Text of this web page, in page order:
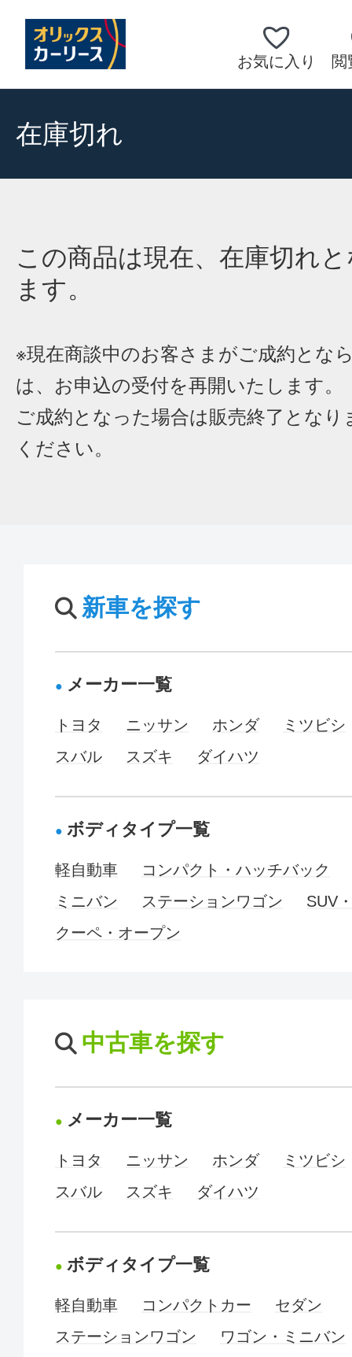
お気に入り 閲
在庫切れ
この商品は現在、在庫切れ
ます。
※現在商談中のお客さまがご成約とな
は、お申込の受付を再開いたします。
ご成約となった場合は販売終了となり
ください。
新車を探す
メーカー一覧
トヨタ ニッサン ホンダ
ミツビシ
スバル
スズキ ダイハツ
ボディタイプ一覧
軽自動車
コンパクト・ハッチバック
ミニバン
ステーションワゴン
SUV
クーペ・オープン
中古車を探す
メーカー一覧
トヨタ ニッサン ホンダ
ミツビシ
スバル
スズキ ダイハツ
ボディタイプ一覧
軽自動車 コンパクトカー
セダン
ステーションワゴン
ワゴン・ミニバン